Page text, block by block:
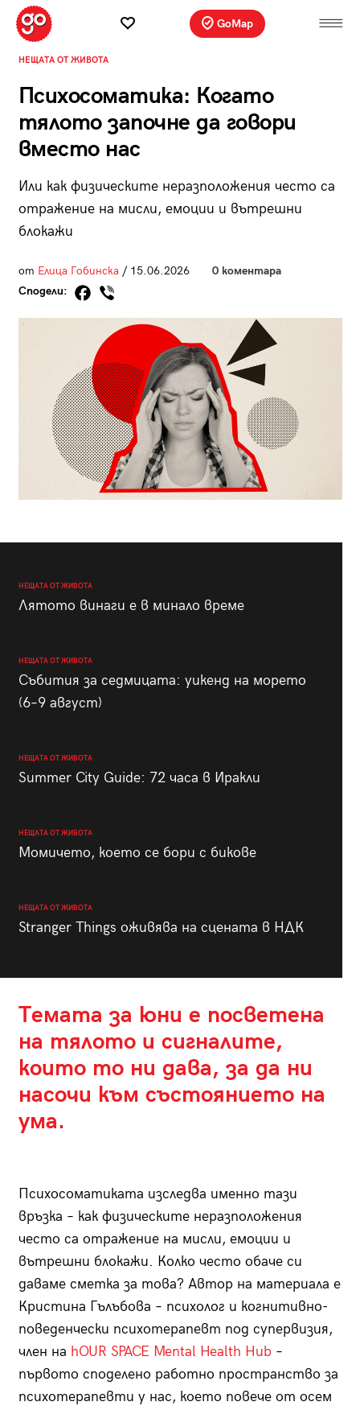
GoMap
НЕЩАТА ОТ ЖИВОТА
Психосоматика: Когато
тялото започне да говори
вместо нас
Или как физическите неразположения често са
отражение на мисли, емоции и вътрешни
блокажи
от Елица Гобинска / 15.06.2026
0 коментара
Сподели:
НЕЩАТА ОТ ЖИВОТА
Лятото винаги е в минало време
НЕЩАТА ОТ ЖИВОТА
Събития за седмицата: уикенд на морето
(6–9 август)
НЕЩАТА ОТ ЖИВОТА
Summer City Guide: 72 часа в Иракли
НЕЩАТА ОТ ЖИВОТА
Момичето, което се бори с бикове
НЕЩАТА ОТ ЖИВОТА
Stranger Things оживява на сцената в НДК
Темата за юни е посветена
на тялото и сигналите,
които то ни дава, за да ни
насочи към състоянието на
ума.
Психосоматиката изследва именно тази
връзка – как физическите неразположения
често са отражение на мисли, емоции и
вътрешни блокажи. Колко често обаче си
даваме сметка за това? Автор на материала е
Кристина Гълъбова – психолог и когнитивно-
поведенчески психотерапевт под супервизия,
член на hOUR SPACE Mental Health Hub –
първото споделено работно пространство за
психотерапевти у нас, което повече от осем